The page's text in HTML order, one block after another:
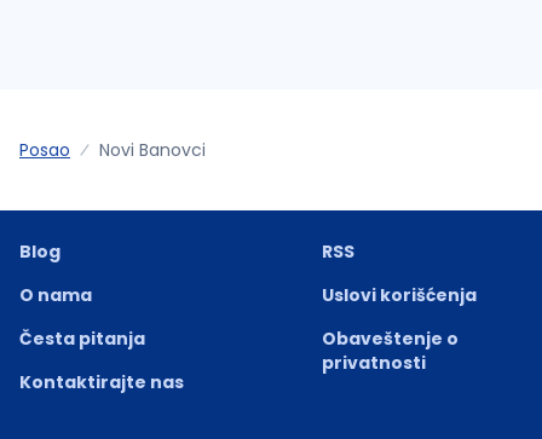
Posao Novi Banovci
Blog
O nama
Česta pitanja
Kontaktirajte nas
RSS
Uslovi korišćenja
Obaveštenje o
privatnosti